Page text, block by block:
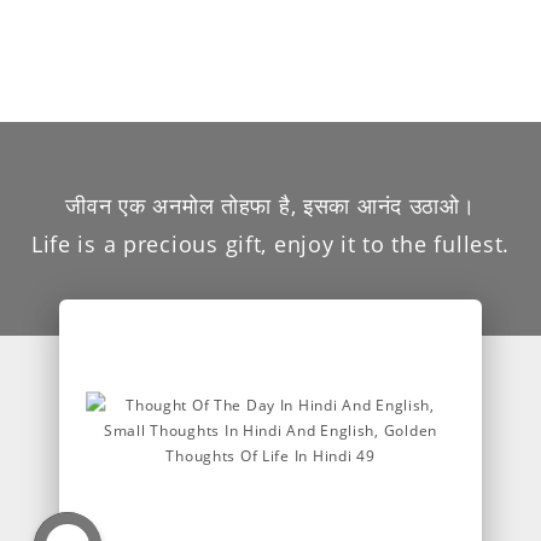
जीवन एक अनमोल तोहफा है, इसका आनंद उठाओ।
Life is a precious gift, enjoy it to the fullest.